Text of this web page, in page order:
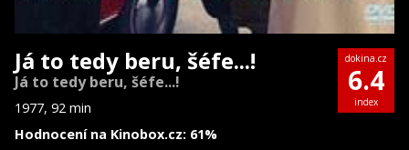
Já to tedy beru, šéfe...!
Já to tedy beru, šéfe...!
1977, 92 min
Hodnocení na Kinobox.cz: 61%
dokina.cz
6.4
index